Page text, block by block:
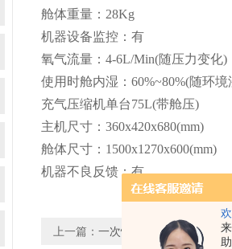
舱体重量 ： 28Kg
机器设备监控 ： 有
氧气流量 ： 4-6L/Min(随压力变化)
使用时舱内湿 ： 60%~80%(随环境
充气压缩机单台75L(带舱压)
主机尺寸 ： 360x420x680(mm)
舱体尺寸 ： 1500x1270x600(mm)
机器不良反馈 ：有
上一篇： 一次性使用胸腔引流装置